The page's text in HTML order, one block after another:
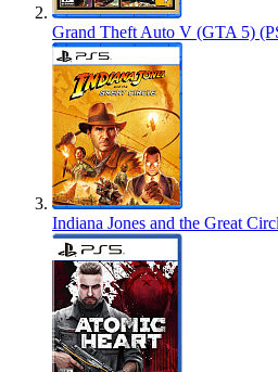
Grand Theft Auto V (GTA 5)
Indiana Jones and the Great